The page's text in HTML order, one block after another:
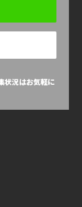
状況はお気軽に